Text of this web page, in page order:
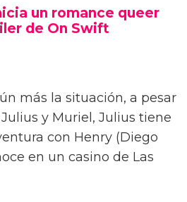
un romance queer
de On Swift
más la situación, a pesar
y Muriel, Julius tiene
con Henry (Diego
en un casino de Las